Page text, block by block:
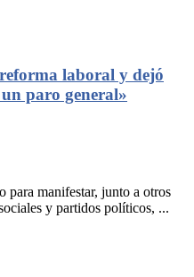
laboral y dejó
paro general»
para manifestar, junto a otros
y partidos políticos, ...